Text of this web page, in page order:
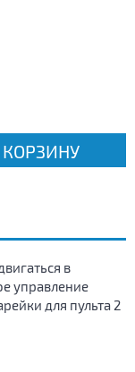
КОРЗИНУ
в
управление
для пульта 2